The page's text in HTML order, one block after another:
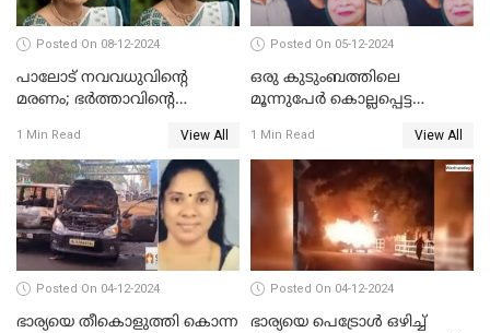
Posted On 08-12-2024
പാലോട് നവവധുവിന്റെ
മരണം; ഭര്‍ത്താവിന്റെ
1 Min Read View All
Posted On 05-12-2024
ഒരു കുടുംബത്തിലെ
മൂന്നുപേര്‍ കൊല്ലപ്പെട്ട
1 Min Read View All
Posted On 04-12-2024
ഭാര്യയെ തീകൊളുത്തി കൊന്ന
Posted On 04-12-2024
ഭാര്യയെ പെട്രോള്‍ ഒഴിച്ച്